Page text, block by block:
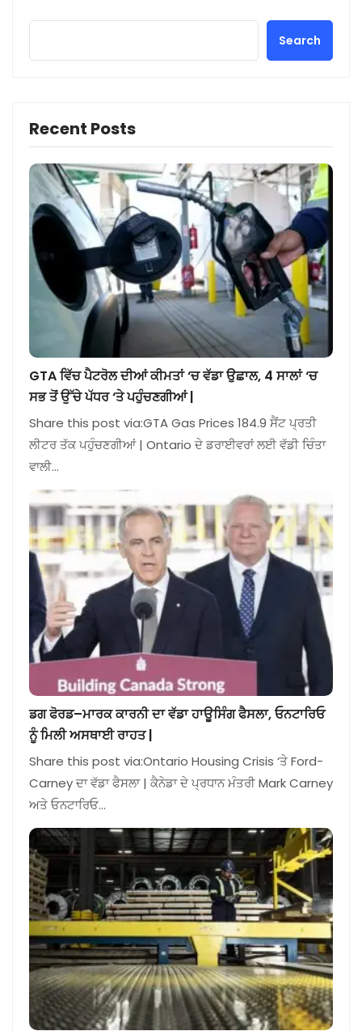
Search
Recent Posts
GTA ਵਿੱਚ ਪੈਟਰੋਲ ਦੀਆਂ ਕੀਮਤਾਂ ‘ਚ ਵੱਡਾ ਉਛਾਲ, 4 ਸਾਲਾਂ ‘ਚ
ਸਭ ਤੋਂ ਉੱਚੇ ਪੱਧਰ ‘ਤੇ ਪਹੁੰਚਣਗੀਆਂ |
Share this post via:GTA Gas Prices 184.9 ਸੈਂਟ ਪ੍ਰਤੀ
ਲੀਟਰ ਤੱਕ ਪਹੁੰਚਣਗੀਆਂ | Ontario ਦੇ ਡਰਾਈਵਰਾਂ ਲਈ ਵੱਡੀ ਚਿੰਤਾ
ਵਾਲੀ…
ਡਗ ਫੋਰਡ–ਮਾਰਕ ਕਾਰਨੀ ਦਾ ਵੱਡਾ ਹਾਊਸਿੰਗ ਫੈਸਲਾ, ਓਨਟਾਰਿਓ
ਨੂੰ ਮਿਲੀ ਅਸਥਾਈ ਰਾਹਤ |
Share this post via:Ontario Housing Crisis ‘ਤੇ Ford-
Carney ਦਾ ਵੱਡਾ ਫੈਸਲਾ | ਕੈਨੇਡਾ ਦੇ ਪ੍ਰਧਾਨ ਮੰਤਰੀ Mark Carney
ਅਤੇ ਓਨਟਾਰਿਓ…